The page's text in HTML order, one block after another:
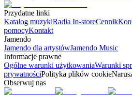
Przydatne linki
Katalog muzykiRadia In-storeCennik
pomocyKontakt
Jamendo
Jamendo dla artystówJamendo Music
Informacje prawne
Ogólne warunki użytkowaniaWarunki
prywatnościPolityka plików cookie
Obserwuj nas